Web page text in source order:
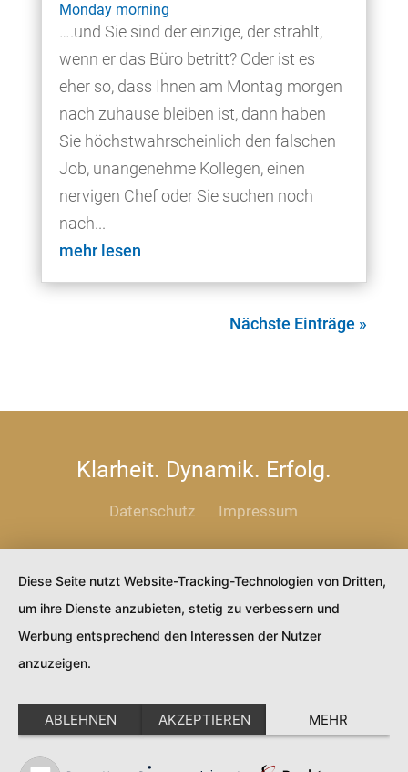
Monday morning
….und Sie sind der einzige, der strahlt,
wenn er das Büro betritt? Oder ist es
eher so, dass Ihnen am Montag morgen
nach zuhause bleiben ist, dann haben
Sie höchstwahrscheinlich den falschen
Job, unangenehme Kollegen, einen
nervigen Chef oder Sie suchen noch
nach...
mehr lesen
Nächste Einträge »
Klarheit. Dynamik. Erfolg.
Datenschutz Impressum
Diese Seite nutzt Website-Tracking-Technologien von Dritten,
um ihre Dienste anzubieten, stetig zu verbessern und
Werbung entsprechend den Interessen der Nutzer
anzuzeigen.
ABLEHNEN AKZEPTIEREN MEHR